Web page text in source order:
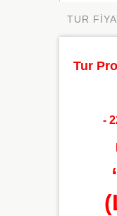
TUR
Tur
-